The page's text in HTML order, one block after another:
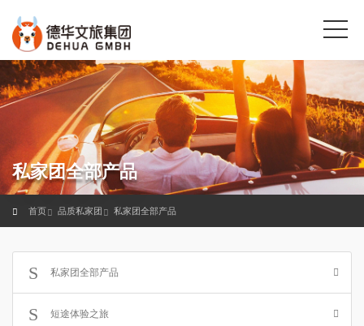
私家团全部产品
首页 品质私家团 私家团全部产品
私家团全部产品
短途体验之旅